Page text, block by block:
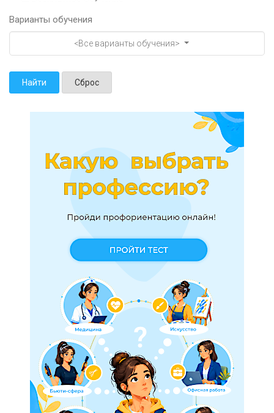
Варианты обучения
<Все варианты обучения>
Найти Сброс